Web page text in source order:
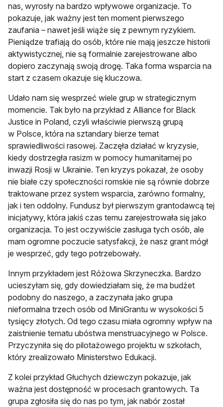
nas, wyrosły na bardzo wpływowe organizacje. To
pokazuje, jak ważny jest ten moment pierwszego
zaufania – nawet jeśli wiąże się z pewnym ryzykiem.
Pieniądze trafiają do osób, które nie mają jeszcze historii
aktywistycznej, nie są formalnie zarejestrowane albo
dopiero zaczynają swoją drogę. Taka forma wsparcia na
start z czasem okazuje się kluczowa.
Udało nam się wesprzeć wiele grup w strategicznym
momencie. Tak było na przykład z Alliance for Black
Justice in Poland, czyli właściwie pierwszą grupą
w Polsce, która na sztandary bierze temat
sprawiedliwości rasowej. Zaczęła działać w kryzysie,
kiedy dostrzegła rasizm w pomocy humanitarnej po
inwazji Rosji w Ukrainie. Ten kryzys pokazał, że osoby
nie białe czy społeczności romskie nie są równie dobrze
traktowane przez system wsparcia, zarówno formalny,
jak i ten oddolny. Fundusz był pierwszym grantodawcą tej
inicjatywy, która jakiś czas temu zarejestrowała się jako
organizacja. To jest oczywiście zasługa tych osób, ale
mam ogromne poczucie satysfakcji, że nasz grant mógł
je wesprzeć, gdy tego potrzebowały.
Innym przykładem jest Różowa Skrzyneczka. Bardzo
ucieszyłam się, gdy dowiedziałam się, że ma budżet
podobny do naszego, a zaczynała jako grupa
nieformalna trzech osób od MiniGrantu w wysokości 5
tysięcy złotych. Od tego czasu miała ogromny wpływ na
zaistnienie tematu ubóstwa menstruacyjnego w Polsce.
Przyczyniła się do pilotażowego projektu w szkołach,
który zrealizowało Ministerstwo Edukacji.
Z kolei przykład Głuchych dziewczyn pokazuje, jak
ważna jest dostępność w procesach grantowych. Ta
grupa zgłosiła się do nas po tym, jak nabór został